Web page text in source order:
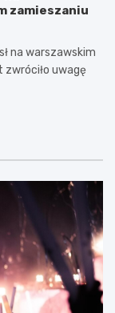
zamieszaniu
na warszawskim
uwagę